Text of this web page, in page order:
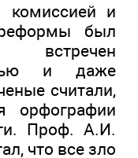
комиссией и
был
и даже
считали,
орфографии
Проф. А.И.
что все зло